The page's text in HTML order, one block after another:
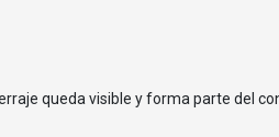
queda visible y forma parte del